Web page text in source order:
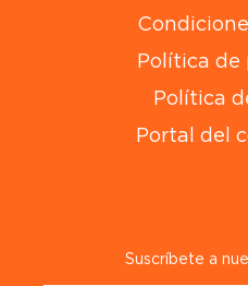
Política de
Política
Portal del
Suscríbete a